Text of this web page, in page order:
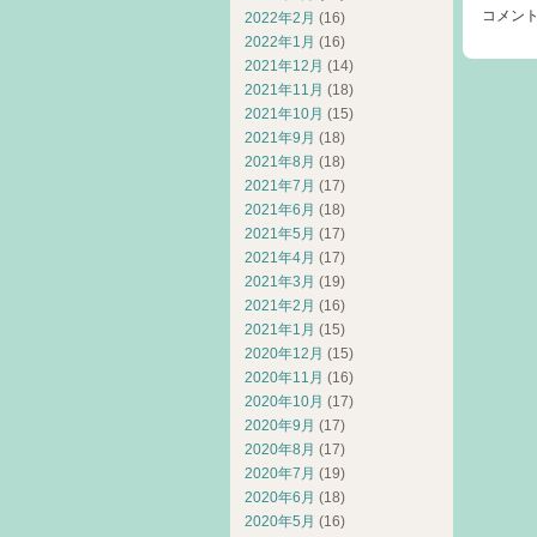
コメン
2022年2月 (16)
2022年1月 (16)
2021年12月 (14)
2021年11月 (18)
2021年10月 (15)
2021年9月 (18)
2021年8月 (18)
2021年7月 (17)
2021年6月 (18)
2021年5月 (17)
2021年4月 (17)
2021年3月 (19)
2021年2月 (16)
2021年1月 (15)
2020年12月 (15)
2020年11月 (16)
2020年10月 (17)
2020年9月 (17)
2020年8月 (17)
2020年7月 (19)
2020年6月 (18)
2020年5月 (16)